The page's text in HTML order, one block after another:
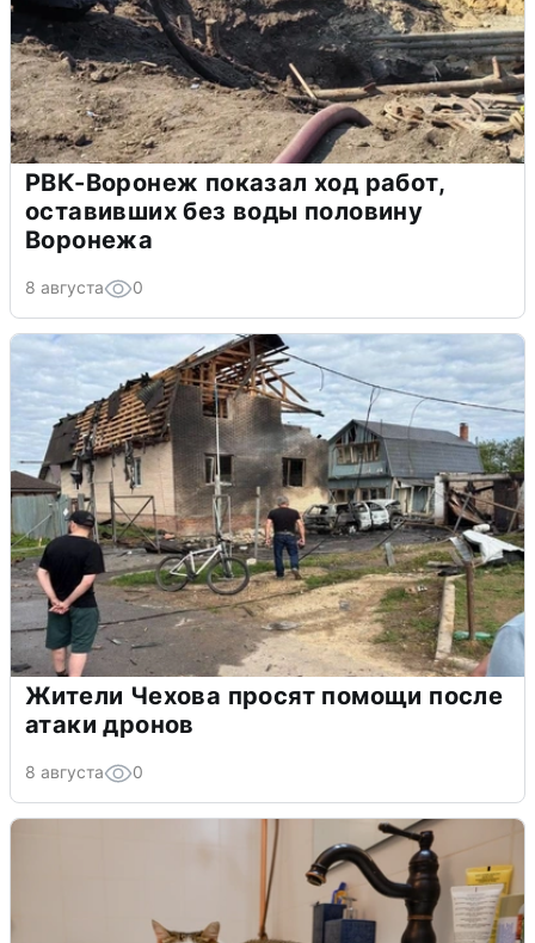
РВК-Воронеж показал ход работ,
оставивших без воды половину
Воронежа
8 августа 0
Жители Чехова просят помощи после
атаки дронов
8 августа 0